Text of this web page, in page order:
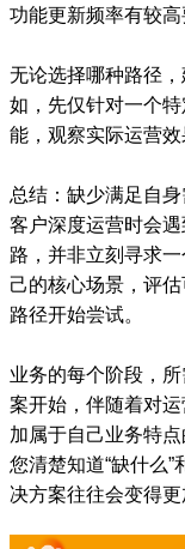
功能更新频率有较高
无论选择哪种路径
如，先仅针对一个
能，观察实际运营效
总结：缺少满足自
客户深度运营时会
路，并非立刻寻求
己的核心场景，评
路径开始尝试。
业务的每个阶段，
案开始，伴随着对
加属于自己业务特
您清楚知道“缺什么”
决方案往往会变得更